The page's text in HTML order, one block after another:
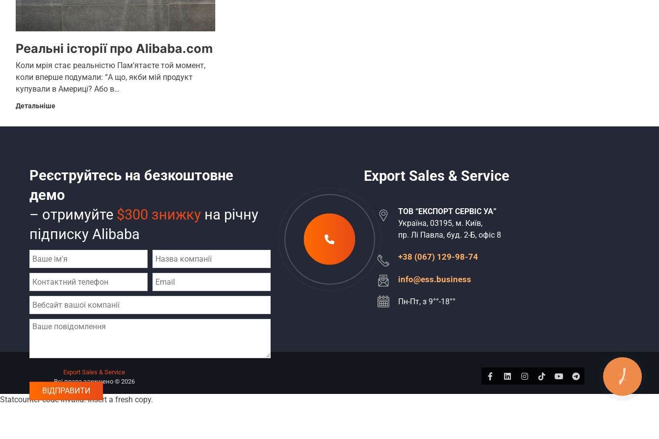
Реальні історії про Alibaba.com
Коли мрія стає реальністю Пам’ятаєте той момент,
коли вперше подумали: “А що, якби мій продукт
купували в Америці? Або в…
Детальніше
Реєструйтесь на безкоштовне
демо
– отримуйте $300 знижку на річну
підписку Alibaba
Export Sales & Service
ТОВ “ЕКСПОРТ СЕРВІС УА”
Україна, 03195, м. Київ,
пр. Лі Павла, буд. 2-Б, офіс 8
+38 (067) 129-98-74
info@ess.business
Пн-Пт, з 9°°-18°°
Export Sales & Service
Всі права захищено © 2026
Facebook
LinkedinInstagram
TiktokYoutubeTelegram
Statcounter code invalid. Insert a fresh copy.
КНОПКА
ЗВ'ЯЗКУ